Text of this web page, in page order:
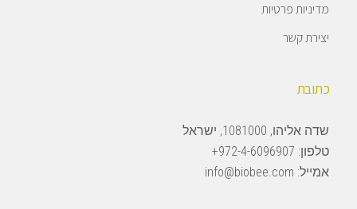
מדיניות פרטיות
יצירת קשר
כתובת
שדה אליהו, 1081000, ישראל
טלפון: 972-4-6096907+
אמייל: info@biobee.com